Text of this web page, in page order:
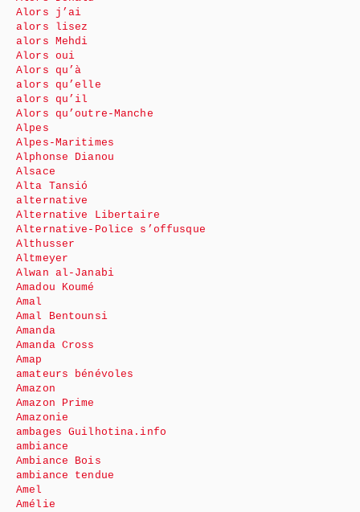
Alors j’ai
alors lisez
alors Mehdi
Alors oui
Alors qu’à
alors qu’elle
alors qu’il
Alors qu’outre-Manche
Alpes
Alpes-Maritimes
Alphonse Dianou
Alsace
Alta Tansió
alternative
Alternative Libertaire
Alternative-Police s’offusque
Althusser
Altmeyer
Alwan al-Janabi
Amadou Koumé
Amal
Amal Bentounsi
Amanda
Amanda Cross
Amap
amateurs bénévoles
Amazon
Amazon Prime
Amazonie
ambages Guilhotina.info
ambiance
Ambiance Bois
ambiance tendue
Amel
Amélie